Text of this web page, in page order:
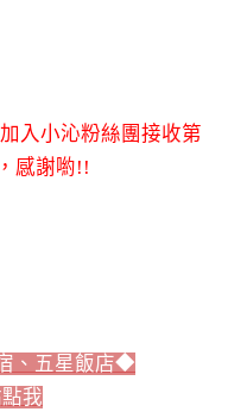
入小沁粉絲團接收第
感謝喲!!
、五星飯店◆
我